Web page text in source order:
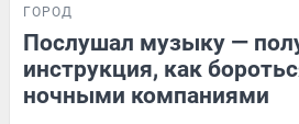
ГОРОД
Послушал музыку —
инструкция, как
ночными компаниями